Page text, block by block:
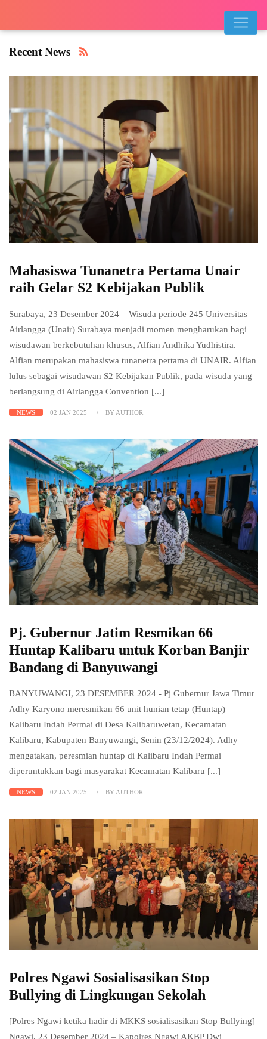
Recent News
Mahasiswa Tunanetra Pertama Unair
raih Gelar S2 Kebijakan Publik
Surabaya, 23 Desember 2024 – Wisuda periode 245 Universitas
Airlangga (Unair) Surabaya menjadi momen mengharukan bagi
wisudawan berkebutuhan khusus, Alfian Andhika Yudhistira.
Alfian merupakan mahasiswa tunanetra pertama di UNAIR. Alfian
lulus sebagai wisudawan S2 Kebijakan Publik, pada wisuda yang
berlangsung di Airlangga Convention [...]
NEWS 02 JAN 2025 BY AUTHOR
Pj. Gubernur Jatim Resmikan 66
Huntap Kalibaru untuk Korban Banjir
Bandang di Banyuwangi
BANYUWANGI, 23 DESEMBER 2024 - Pj Gubernur Jawa Timur
Adhy Karyono meresmikan 66 unit hunian tetap (Huntap)
Kalibaru Indah Permai di Desa Kalibaruwetan, Kecamatan
Kalibaru, Kabupaten Banyuwangi, Senin (23/12/2024). Adhy
mengatakan, peresmian huntap di Kalibaru Indah Permai
diperuntukkan bagi masyarakat Kecamatan Kalibaru [...]
NEWS 02 JAN 2025 BY AUTHOR
Polres Ngawi Sosialisasikan Stop
Bullying di Lingkungan Sekolah
[Polres Ngawi ketika hadir di MKKS sosialisasikan Stop Bullying]
Ngawi, 23 Desember 2024 – Kapolres Ngawi AKBP Dwi